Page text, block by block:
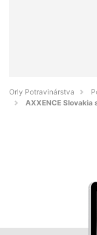
Orly Potravinárstva
AXXENCE Slovakia